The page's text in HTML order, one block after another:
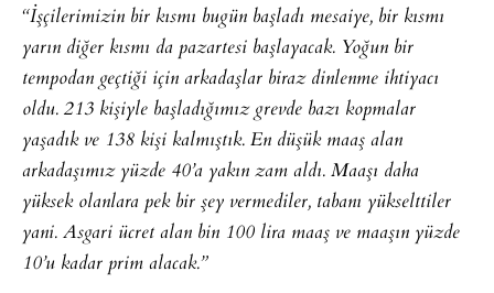
“İşçilerimizin bir kısmı bugün başladı mesaiye, bir kısmı
yarın diğer kısmı da pazartesi başlayacak. Yoğun bir
tempodan geçtiği için arkadaşlar biraz dinlenme ihtiyacı
oldu. 213 kişiyle başladığımız grevde bazı kopmalar
yaşadık ve 138 kişi kalmıştık. En düşük maaş alan
arkadaşımız yüzde 40’a yakın zam aldı. Maaşı daha
yüksek olanlara pek bir şey vermediler, tabanı yükselttiler
yani. Asgari ücret alan bin 100 lira maaş ve maaşın yüzde
10’u kadar prim alacak.”